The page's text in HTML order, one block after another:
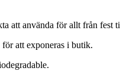
att använda för allt från
att exponeras i butik.